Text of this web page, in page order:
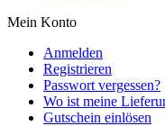
Mein Konto
Anmelden
Registrieren
Passwort vergessen?
Wo ist meine
Gutschein einlösen